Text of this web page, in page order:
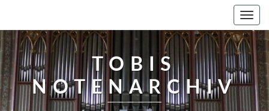
TOBIS
NOTENARCHIV